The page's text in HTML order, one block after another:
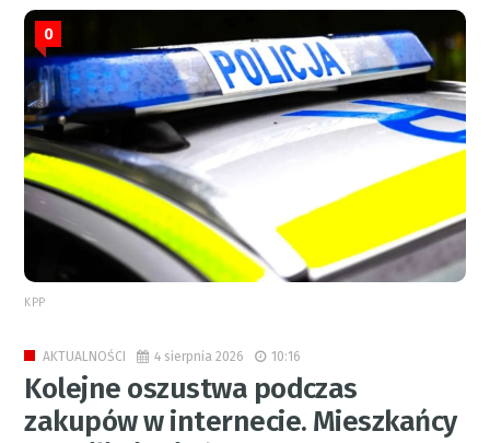
0
KPP
AKTUALNOŚCI 4 sierpnia 2026 10:16
Kolejne oszustwa podczas
zakupów w internecie. Mieszkańcy